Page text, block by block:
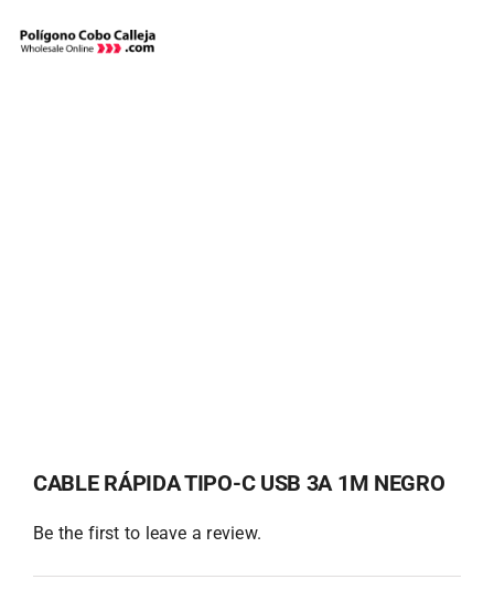
CABLE RÁPIDA TIPO-C USB 3A 1M NEGRO
Be the first to leave a review.